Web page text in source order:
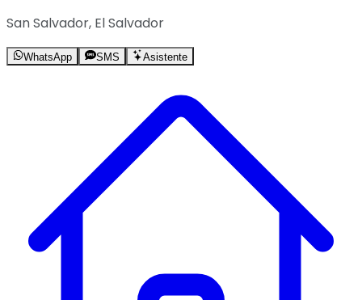
San Salvador, El Salvador
WhatsApp SMS Asistente